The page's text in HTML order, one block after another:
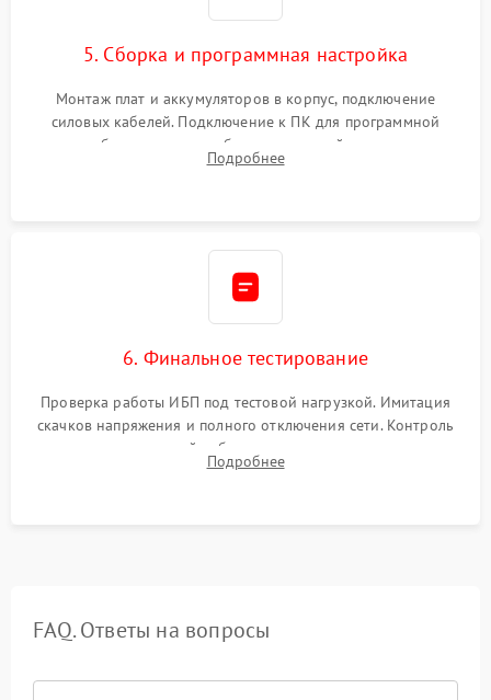
5. Сборка и программная настройка
Монтаж плат и аккумуляторов в корпус, подключение
силовых кабелей. Подключение к ПК для программной
калибровки констант батареи, настройки порогов
срабатывания AVR и сброса счетчиков старения АКБ.
Подробнее
6. Финальное тестирование
Проверка работы ИБП под тестовой нагрузкой. Имитация
скачков напряжения и полного отключения сети. Контроль
времени автономной работы, температурного режима и
корректности формы выходного сигнала.
Подробнее
FAQ. Ответы на вопросы